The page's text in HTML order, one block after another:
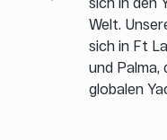
Welt.
sich in Ft
und Palma,
globalen